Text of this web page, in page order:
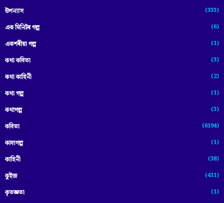
উপন্যাস (333)
এক মিনিটৰ গল্প (6)
একশৰীয়া গল্প (1)
কথা কবিতা (3)
কথা কাহিনী (2)
কথা গল্প (1)
কথাগল্প (3)
কবিতা (6194)
কাব্যগল্প (1)
কাহিনী (38)
কুইজ (411)
কৃতজ্ঞতা (1)